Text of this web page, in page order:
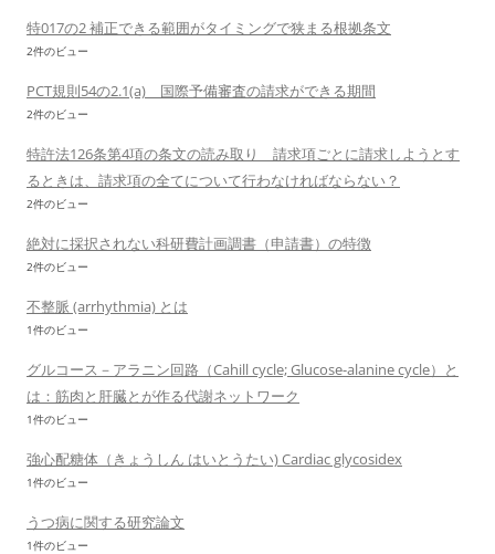
特017の2 補正できる範囲がタイミングで狭まる根拠条文
2件のビュー
PCT規則54の2.1(a) 国際予備審査の請求ができる期間
2件のビュー
特許法126条第4項の条文の読み取り 請求項ごとに請求しようとす
るときは、請求項の全てについて行わなければならない？
2件のビュー
絶対に採択されない科研費計画調書（申請書）の特徴
2件のビュー
不整脈 (arrhythmia) とは
1件のビュー
グルコース－アラニン回路（Cahill cycle; Glucose-alanine cycle）と
は：筋肉と肝臓とが作る代謝ネットワーク
1件のビュー
強心配糖体（きょうしん はいとうたい) Cardiac glycosidex
1件のビュー
うつ病に関する研究論文
1件のビュー